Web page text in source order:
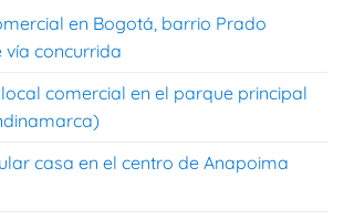
en Bogotá, barrio Prado
concurrida
comercial en el parque principal
casa en el centro de Anapoima